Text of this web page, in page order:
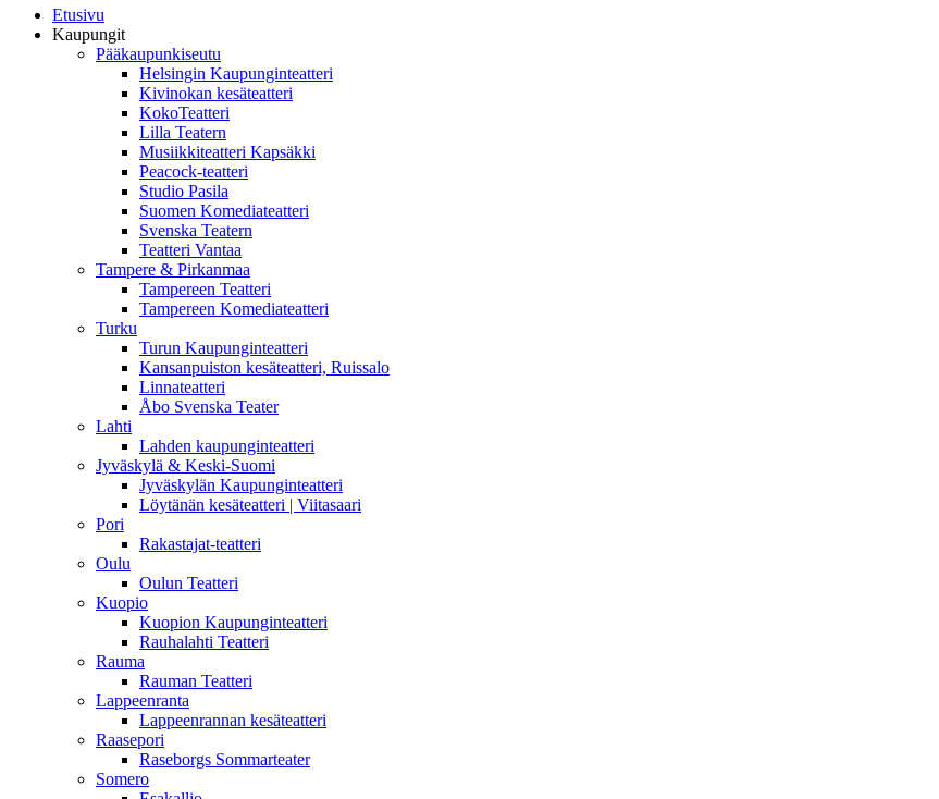
Etusivu
Kaupungit
Pääkaupunkiseutu
Helsingin Kaupunginteatteri
Kivinokan kesäteatteri
KokoTeatteri
Lilla Teatern
Musiikkiteatteri Kapsäkki
Peacock-teatteri
Studio Pasila
Suomen Komediateatteri
Svenska Teatern
Teatteri Vantaa
Tampere & Pirkanmaa
Tampereen Teatteri
Tampereen Komediateatteri
Turku
Turun Kaupunginteatteri
Kansanpuiston kesäteatteri, Ruissalo
Linnateatteri
Åbo Svenska Teater
Lahti
Lahden kaupunginteatteri
Jyväskylä & Keski-Suomi
Jyväskylän Kaupunginteatteri
Löytänän kesäteatteri | Viitasaari
Pori
Rakastajat-teatteri
Oulu
Oulun Teatteri
Kuopio
Kuopion Kaupunginteatteri
Rauhalahti Teatteri
Rauma
Rauman Teatteri
Lappeenranta
Lappeenrannan kesäteatteri
Raasepori
Raseborgs Sommarteater
Somero